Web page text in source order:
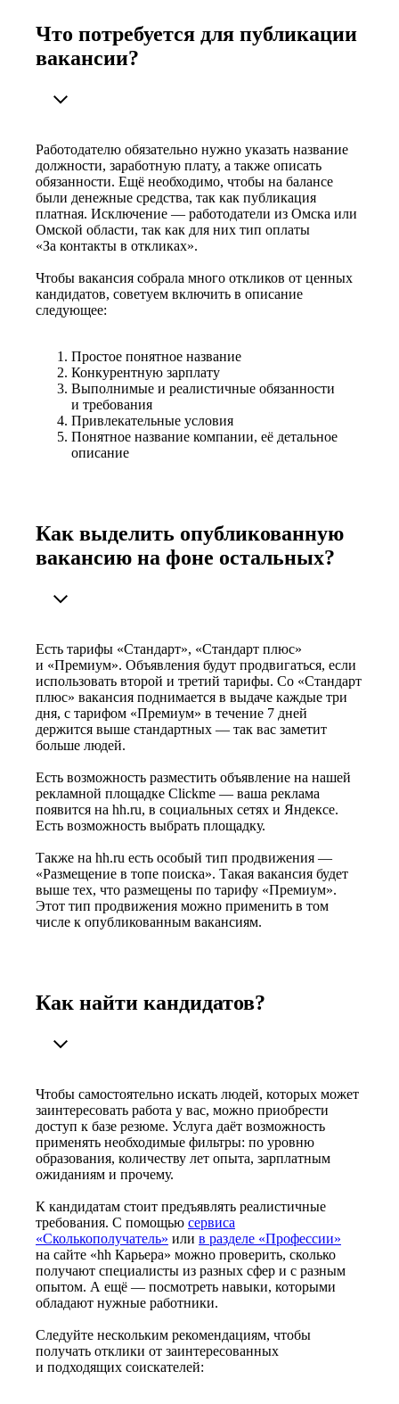
Что потребуется для публикации
вакансии?
Работодателю обязательно нужно указать название
должности, заработную плату, а также описать
обязанности. Ещё необходимо, чтобы на балансе
были денежные средства, так как публикация
платная. Исключение — работодатели из Омска или
Омской области, так как для них тип оплаты
«За контакты в откликах».
Чтобы вакансия собрала много откликов от ценных
кандидатов, советуем включить в описание
следующее:
Простое понятное название
Конкурентную зарплату
Выполнимые и реалистичные обязанности
и требования
Привлекательные условия
Понятное название компании, её детальное
описание
Как выделить опубликованную
вакансию на фоне остальных?
Есть тарифы «Стандарт», «Стандарт плюс»
и «Премиум». Объявления будут продвигаться, если
использовать второй и третий тарифы. Со «Стандарт
плюс» вакансия поднимается в выдаче каждые три
дня, с тарифом «Премиум» в течение 7 дней
держится выше стандартных — так вас заметит
больше людей.
Есть возможность разместить объявление на нашей
рекламной площадке Clickme — ваша реклама
появится на hh.ru, в социальных сетях и Яндексе.
Есть возможность выбрать площадку.
Также на hh.ru есть особый тип продвижения —
«Размещение в топе поиска». Такая вакансия будет
выше тех, что размещены по тарифу «Премиум».
Этот тип продвижения можно применить в том
числе к опубликованным вакансиям.
Как найти кандидатов?
Чтобы самостоятельно искать людей, которых может
заинтересовать работа у вас, можно приобрести
доступ к базе резюме. Услуга даёт возможность
применять необходимые фильтры: по уровню
образования, количеству лет опыта, зарплатным
ожиданиям и прочему.
К кандидатам стоит предъявлять реалистичные
требования. С помощью сервиса
«Сколькополучатель» или в разделе «Профессии»
на сайте «hh Карьера» можно проверить, сколько
получают специалисты из разных сфер и с разным
опытом. А ещё — посмотреть навыки, которыми
обладают нужные работники.
Следуйте нескольким рекомендациям, чтобы
получать отклики от заинтересованных
и подходящих соискателей: